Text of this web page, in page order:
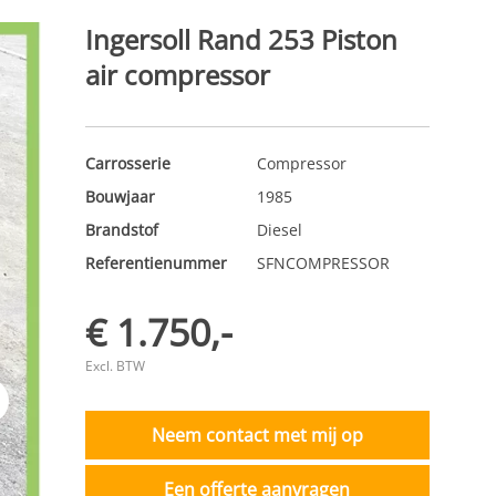
Ingersoll Rand 253 Piston
air compressor
Carrosserie
Compressor
Bouwjaar
1985
Brandstof
Diesel
Referentienummer
SFNCOMPRESSOR
€ 1.750,-
Excl. BTW
Neem contact met mij op
Een offerte aanvragen